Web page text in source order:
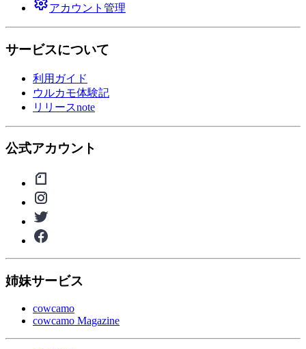
アカウント管理
サービスについて
利用ガイド
ウルカモ体験記
リリースnote
公式アカウント
姉妹サービス
cowcamo
cowcamo Magazine